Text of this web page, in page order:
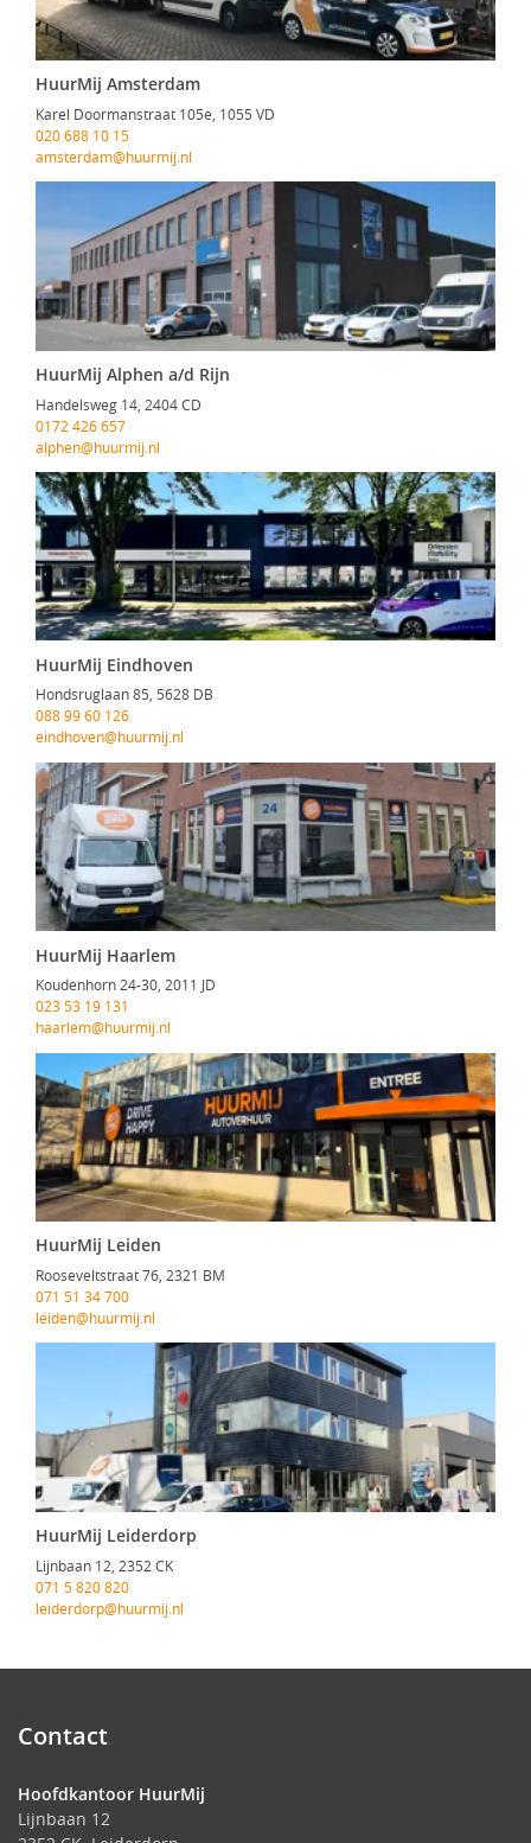
HuurMij Amsterdam
Karel Doormanstraat 105e, 1055 VD
020 688 10 15
amsterdam@huurmij.nl
HuurMij Alphen a/d Rijn
Handelsweg 14, 2404 CD
0172 426 657
alphen@huurmij.nl
HuurMij Eindhoven
Hondsruglaan 85, 5628 DB
088 99 60 126
eindhoven@huurmij.nl
HuurMij Haarlem
Koudenhorn 24-30, 2011 JD
023 53 19 131
haarlem@huurmij.nl
HuurMij Leiden
Rooseveltstraat 76, 2321 BM
071 51 34 700
leiden@huurmij.nl
HuurMij Leiderdorp
Lijnbaan 12, 2352 CK
071 5 820 820
leiderdorp@huurmij.nl
Contact
Hoofdkantoor HuurMij
Lijnbaan 12